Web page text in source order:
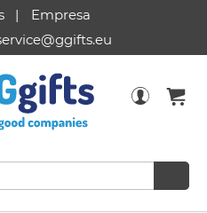
Empresa